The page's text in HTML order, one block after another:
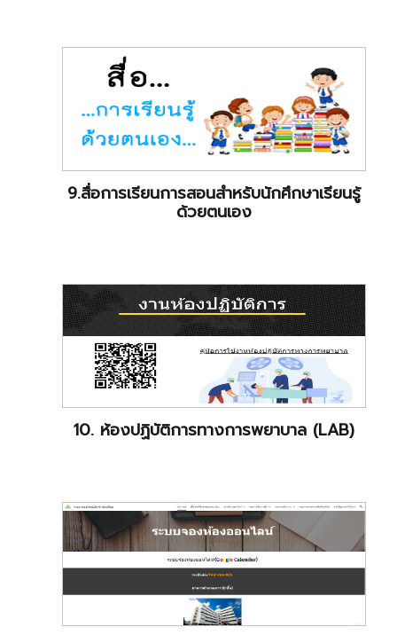
9.สื่อการเรียนการสอนสำหรับนักศึกษาเรียนรู้
ด้วยตนเอง
10. ห้องปฏิบัติการทางการพยาบาล (LAB)